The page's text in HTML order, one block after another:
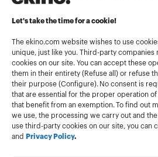
Let's take the time for a cookie!
The ekino.com website wishes to use
unique, just like you. Third-party companies
cookies on our site. You can accept these
them in their entirety (Refuse all) or refuse
their purpose (Configure). No consent is
that are essential for the proper operation
that benefit from an exemption. To find out
we use, the processing we carry out and
use third-party cookies on our site, you can
and Privacy Policy.
Terms and
Cookies
Privacy
Cookies